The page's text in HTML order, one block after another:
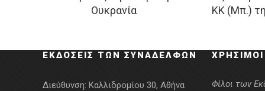
Ουκρανία
was:
ΚΚ (Μπ.)
ΕΚΔΌΣΕΙΣ ΤΩΝ ΣΥΝΑΔΈΛΦΩΝ
Διεύθυνση: Καλλιδρομίου 30, Αθήνα
Φίλοι των